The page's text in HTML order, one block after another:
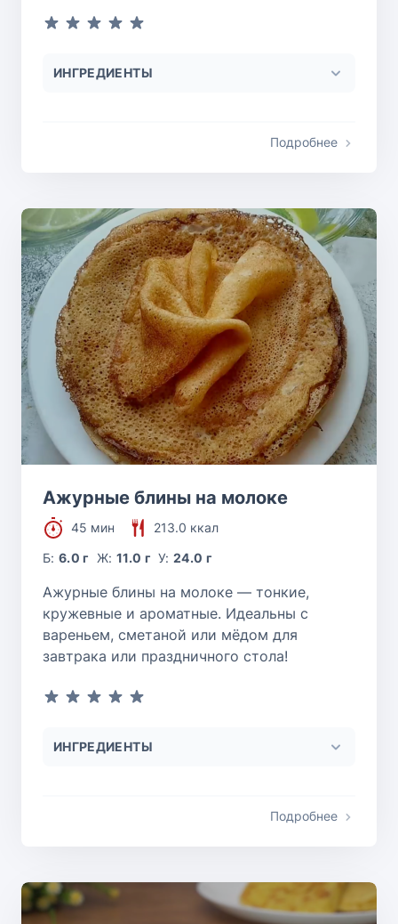
ИНГРЕДИЕНТЫ
Подробнее
Ажурные блины на молоке
45 мин
213.0 ккал
Б:6.0 г Ж: 11.0 г У:24.0 г
Ажурные блины на молоке — тонкие,
кружевные и ароматные. Идеальны с
вареньем, сметаной или мёдом для
завтрака или праздничного стола!
ИНГРЕДИЕНТЫ
Подробнее